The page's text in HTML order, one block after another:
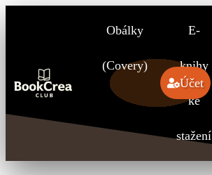
Obálky
(Covery)
E-
knihy
ke
stažení
Účet